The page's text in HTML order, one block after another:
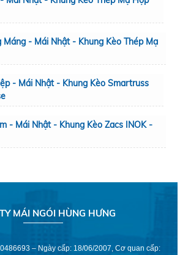
- Mái Nhật - Khung Kèo Thép Mạ
- Mái Nhật - Khung Kèo Smartruss
- Mái Nhật - Khung Kèo Zacs INOK -
MÁI NGÓI HÙNG HƯNG
– Ngày cấp: 18/06/2007, Cơ quan cấp: